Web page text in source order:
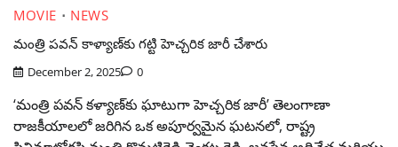
MOVIE
NEWS
మంత్రి పవన్ కాళ్యాణ్‌కు గట్టి హెచ్చరిక జారీ చేశారు
December 2, 2025 0
‘మంత్రి పవన్ కళ్యాణ్‌కు ఘాటుగా హెచ్చరిక జారీ’ తెలంగాణా
రాజకీయాలలో జరిగిన ఒక అపూర్వమైన ఘటనలో, రాష్ట్ర